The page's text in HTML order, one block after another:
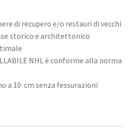
di recupero e/o restauri di vecchi
storico e architettonico
NHL è conforme alla norma
a 10 cm senza fessurazioni